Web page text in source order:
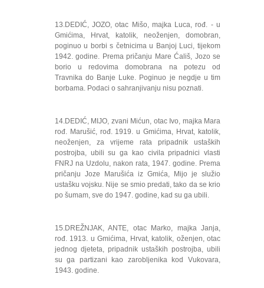
13.DEDIĆ, JOZO, otac Mišo, majka Luca, rođ. - u
Gmićima, Hrvat, katolik, neoženjen, domobran,
poginuo u borbi s četnicima u Banjoj Luci, tijekom
1942. godine. Prema pričanju Mare Ćališ, Jozo se
borio u redovima domobrana na potezu od
Travnika do Banje Luke. Poginuo je negdje u tim
borbama. Podaci o sahranjivanju nisu poznati.
14.DEDIĆ, MIJO, zvani Mićun, otac Ivo, majka Mara
rođ. Marušić, rođ. 1919. u Gmićima, Hrvat, katolik,
neoženjen, za vrijeme rata pripadnik ustaških
postrojba, ubili su ga kao civila pripadnici vlasti
FNRJ na Uzdolu, nakon rata, 1947. godine. Prema
pričanju Joze Marušića iz Gmića, Mijo je služio
ustašku vojsku. Nije se smio predati, tako da se krio
po šumam, sve do 1947. godine, kad su ga ubili.
15.DREŽNJAK, ANTE, otac Marko, majka Janja,
rođ. 1913. u Gmićima, Hrvat, katolik, oženjen, otac
jednog djeteta, pripadnik ustaških postrojba, ubili
su ga partizani kao zarobljenika kod Vukovara,
1943. godine.